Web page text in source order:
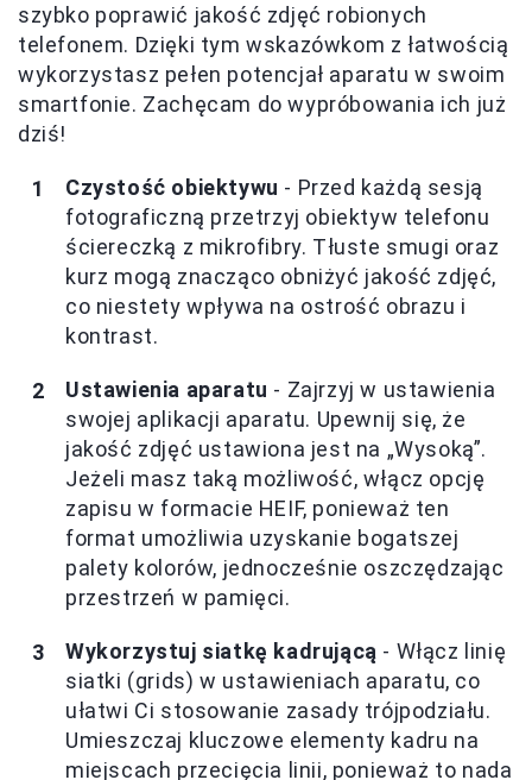
szybko poprawić jakość zdjęć robionych
telefonem. Dzięki tym wskazówkom z łatwością
wykorzystasz pełen potencjał aparatu w swoim
smartfonie. Zachęcam do wypróbowania ich już
dziś!
Czystość obiektywu - Przed każdą sesją
fotograficzną przetrzyj obiektyw telefonu
ściereczką z mikrofibry. Tłuste smugi oraz
kurz mogą znacząco obniżyć jakość zdjęć,
co niestety wpływa na ostrość obrazu i
kontrast.
Ustawienia aparatu - Zajrzyj w ustawienia
swojej aplikacji aparatu. Upewnij się, że
jakość zdjęć ustawiona jest na „Wysoką”.
Jeżeli masz taką możliwość, włącz opcję
zapisu w formacie HEIF, ponieważ ten
format umożliwia uzyskanie bogatszej
palety kolorów, jednocześnie oszczędzając
przestrzeń w pamięci.
Wykorzystuj siatkę kadrującą - Włącz linię
siatki (grids) w ustawieniach aparatu, co
ułatwi Ci stosowanie zasady trójpodziału.
Umieszczaj kluczowe elementy kadru na
miejscach przecięcia linii, ponieważ to nada